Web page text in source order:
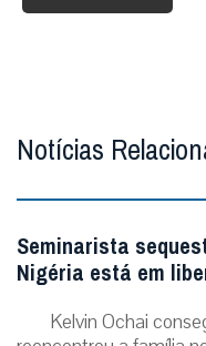
Notícias
Seminarista
Nigéria está em
Kelvin Ochai